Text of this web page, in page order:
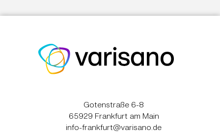
Gotenstraße 6-8
65929 Frankfurt am Main
info-frankfurt@varisano.de